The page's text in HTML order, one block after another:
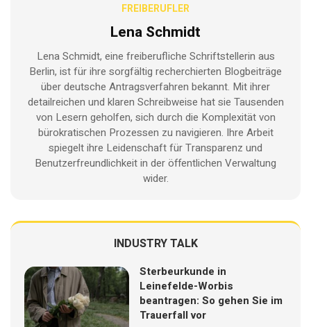
FREIBERUFLER
Lena Schmidt
Lena Schmidt, eine freiberufliche Schriftstellerin aus
Berlin, ist für ihre sorgfältig recherchierten Blogbeiträge
über deutsche Antragsverfahren bekannt. Mit ihrer
detailreichen und klaren Schreibweise hat sie Tausenden
von Lesern geholfen, sich durch die Komplexität von
bürokratischen Prozessen zu navigieren. Ihre Arbeit
spiegelt ihre Leidenschaft für Transparenz und
Benutzerfreundlichkeit in der öffentlichen Verwaltung
wider.
INDUSTRY TALK
Sterbeurkunde in
Leinefelde-Worbis
beantragen: So gehen Sie im
Trauerfall vor